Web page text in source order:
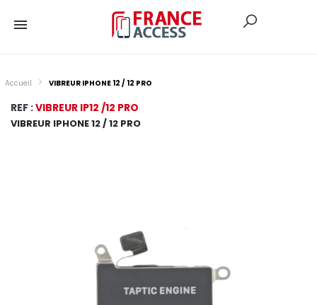
Accueil VIBREUR IPHONE 12 / 12 PRO
REF :VIBREUR IP12 /12 PRO
VIBREUR IPHONE 12 / 12 PRO